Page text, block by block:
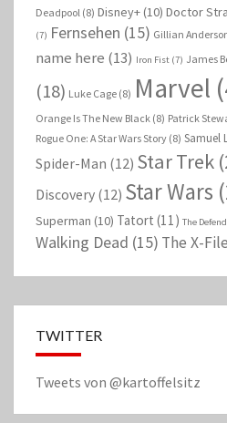
Deadpool (8) Disney+ (10) Doctor
(7) Fernsehen (15) Gillian
name here (13) Iron Fist (7) James
(18) Luke Cage (8) Marvel
Orange Is The New Black (8) Patrick
Rogue One: A Star Wars Story (8) Samuel
Spider-Man (12) Star Trek
Discovery (12) Star Wars
Superman (10) Tatort (11) The
Walking Dead (15) The X-
TWITTER
Tweets von @kartoffelsitz